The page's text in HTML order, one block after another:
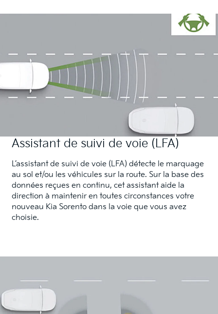
Assistant de suivi de voie (LFA)
L’assistant de suivi de voie (LFA) détecte le marquage
au sol et/ou les véhicules sur la route. Sur la base des
données reçues en continu, cet assistant aide la
direction à maintenir en toutes circonstances votre
nouveau Kia Sorento dans la voie que vous avez
choisie.